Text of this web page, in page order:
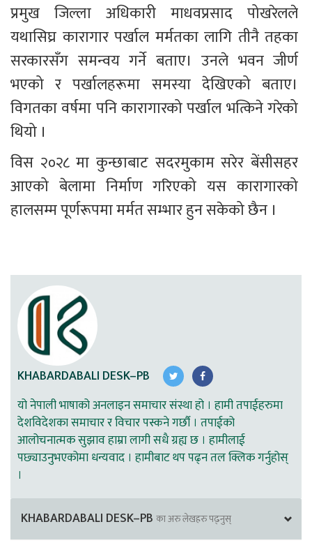
प्रमुख जिल्ला अधिकारी माधवप्रसाद पोखरेलले
यथासिघ्र कारागार पर्खाल मर्मतका लागि तीनै तहका
सरकारसँग समन्वय गर्ने बताए। उनले भवन जीर्ण
भएको र पर्खालहरूमा समस्या देखिएको बताए।
विगतका वर्षमा पनि कारागारको पर्खाल भत्किने गरेको
थियो ।
विस २०२८ मा कुन्छाबाट सदरमुकाम सरेर बेंसीसहर
आएको बेलामा निर्माण गरिएको यस कारागारको
हालसम्म पूर्णरूपमा मर्मत सम्भार हुन सकेको छैन ।
KHABARDABALI DESK–PB
यो नेपाली भाषाको अनलाइन समाचार संस्था हो । हामी तपाईहरुमा
देशविदेशका समाचार र विचार पस्कने गर्छौ । तपाईको
आलोचनात्मक सुझाव हाम्रा लागी सधै ग्रह्य छ । हामीलाई
पछ्याउनुभएकोमा धन्यवाद । हामीबाट थप पढ्न तल क्लिक गर्नुहोस्
।
KHABARDABALI DESK–PB का अरु लेखहरु पढ्नुस्